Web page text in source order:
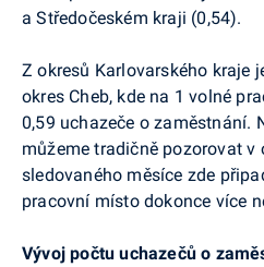
a Středočeském kraji (0,54).
Z okresů Karlovarského kraje
okres Cheb, kde na 1 volné
0,59 uchazeče o zaměstnání.
můžeme tradičně pozorovat v
sledovaného měsíce zde
pracovní místo dokonce více
Vývoj počtu uchazečů o